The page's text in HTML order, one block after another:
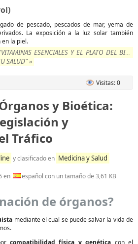
de pescado, pescados de mar, yema de
La exposición a la luz solar también
la piel.
ESENCIALES Y EL PLATO DEL BIEN
SALUD" »
Visitas: 0
y Bioética:
y
Tráfico
y clasificado en Medicina y Salud
en español con un tamaño de 3,61 KB
de órganos?
mediante el cual se puede salvar la vida de
compatibilidad física y genética con el